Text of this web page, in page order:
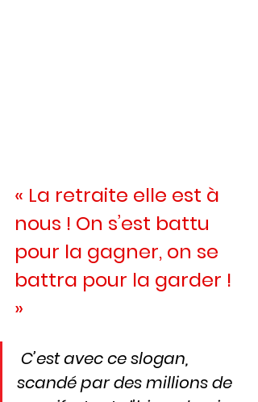
« La retraite elle est à
nous ! On s’est battu
pour la gagner, on se
battra pour la gar­der !
»
scandé par des millions de